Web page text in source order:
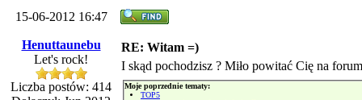
15-06-2012 16:47
Henuttaunebu
Let's rock!
Liczba postów: 414
RE: Witam =)
I skąd pochodzisz ? Miło powitać Cię na
Moje poprzednie tematy:
TOP5